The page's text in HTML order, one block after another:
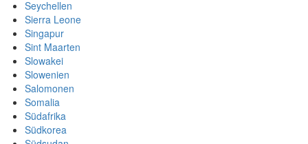
Seychellen
Sierra Leone
Singapur
Sint Maarten
Slowakei
Slowenien
Salomonen
Somalia
Südafrika
Südkorea